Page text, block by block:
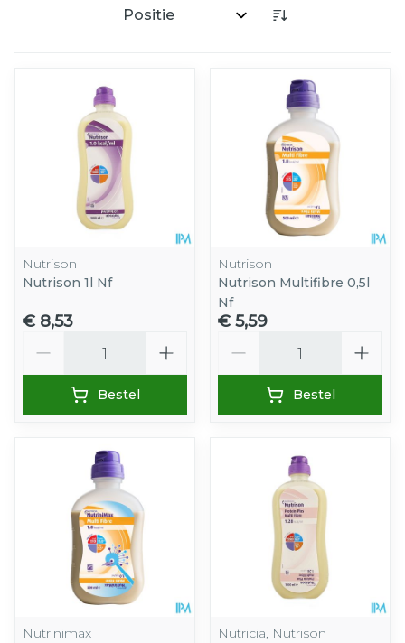
Sorteer op:
Nutrison
Nutrison 1l Nf
€ 8,53
Bestel
Nutrison
Nutrison Multifibre 0,5l
Nf
€ 5,59
Bestel
Nutrinimax
Nutricia, Nutrison